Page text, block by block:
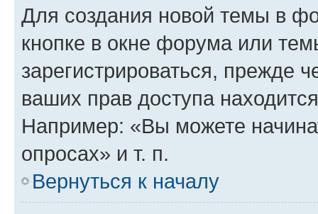
Для создания новой темы в
кнопке в окне форума или
зарегистрироваться, прежде
ваших прав доступа
Например: «Вы можете
опросах» и т. п.
Вернуться к началу